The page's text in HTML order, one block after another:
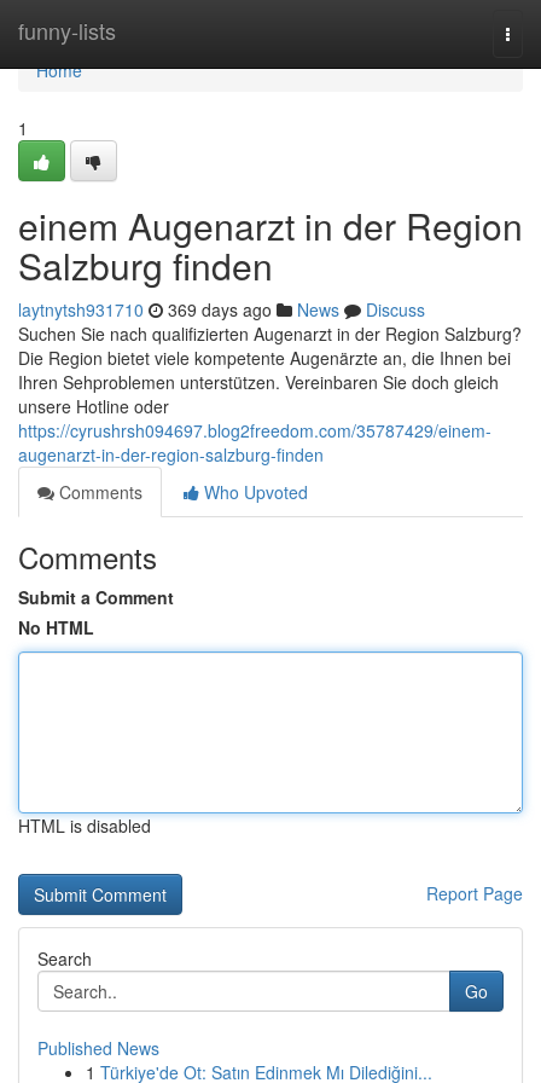
funny-lists
Home
Home
1
einem Augenarzt in der Region
Salzburg finden
laytnytsh931710 369 days ago News
Discuss
Suchen Sie nach qualifizierten Augenarzt in der Region Salzburg?
Die Region bietet viele kompetente Augenärzte an, die Ihnen bei
Ihren Sehproblemen unterstützen. Vereinbaren Sie doch gleich
unsere Hotline oder
https://cyrushrsh094697.blog2freedom.com/35787429/einem-
augenarzt-in-der-region-salzburg-finden
Comments
Who Upvoted
Comments
Submit a Comment
No HTML
HTML is disabled
Report Page
Search
Go
Published News
1 Türkiye'de Ot: Satın Edinmek Mı Dilediğini...